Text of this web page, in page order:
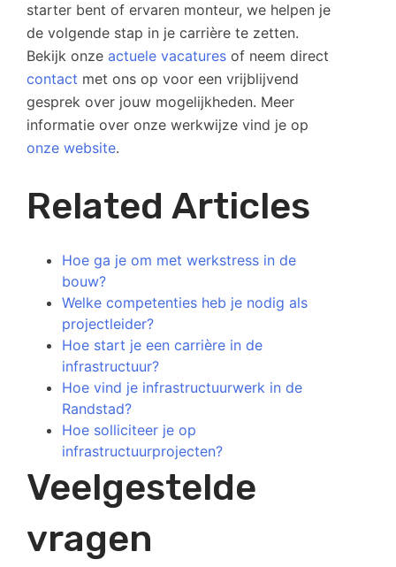
starter bent of ervaren monteur, we helpen je
de volgende stap in je carrière te zetten.
Bekijk onze actuele vacatures of neem direct
contact met ons op voor een vrijblijvend
gesprek over jouw mogelijkheden. Meer
informatie over onze werkwijze vind je op
onze website.
Related Articles
Hoe ga je om met werkstress in de
bouw?
Welke competenties heb je nodig als
projectleider?
Hoe start je een carrière in de
infrastructuur?
Hoe vind je infrastructuurwerk in de
Randstad?
Hoe solliciteer je op
infrastructuurprojecten?
Veelgestelde
vragen